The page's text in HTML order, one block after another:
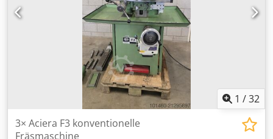
1 /32
3× Aciera F3 konventionelle
Fräsmaschine